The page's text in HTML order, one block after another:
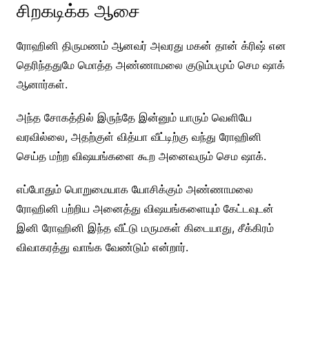
சிறகடிக்க ஆசை
ரோஹினி திருமணம் ஆனவர் அவரது மகன் தான் க்ரிஷ் என
தெரிந்ததுமே மொத்த அண்ணாமலை குடும்பமும் செம ஷாக்
ஆனார்கள்.
அந்த சோகத்தில் இருந்தே இன்னும் யாரும் வெளியே
வரவில்லை, அதற்குள் வித்யா வீட்டிற்கு வந்து ரோஹினி
செய்த மற்ற விஷயங்களை கூற அனைவரும் செம ஷாக்.
எப்போதும் பொறுமையாக யோசிக்கும் அண்ணாமலை
ரோஹினி பற்றிய அனைத்து விஷயங்களையும் கேட்டவுடன்
இனி ரோஹினி இந்த வீட்டு மருமகள் கிடையாது, சீக்கிரம்
விவாகரத்து வாங்க வேண்டும் என்றார்.